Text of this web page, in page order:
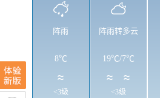
阵雨
8℃
<3级
阵雨转多云
19℃/7℃
<3级